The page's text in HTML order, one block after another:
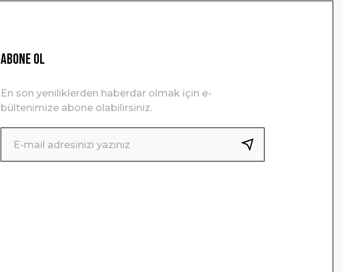
ABONE OL
En son yeniliklerden haberdar olmak için e-
bültenimize abone olabilirsiniz.